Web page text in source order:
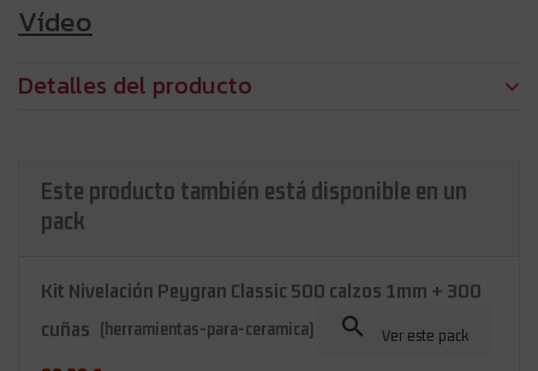
Vídeo
Detalles del producto
Este producto también está disponible en un
pack
Kit Nivelación Peygran Classic 500 calzos 1mm + 300
cuñas
(herramientas-para-ceramica)  Ver este pack